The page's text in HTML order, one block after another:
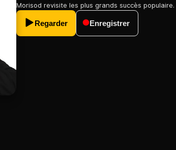
Morisod revisite les plus grands succès populaire.
Regarder Enregistrer